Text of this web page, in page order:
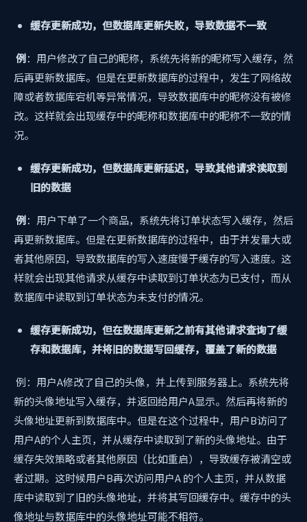
缓存更新成功，但数据库更新失败，导致数据不一致
例：用户修改了自己的昵称，系统先将新的昵称写入缓存，然
后再更新数据库。但是在更新数据库的过程中，发生了网络故
障或者数据库宕机等异常情况，导致数据库中的昵称没有被修
改。这样就会出现缓存中的昵称和数据库中的昵称不一致的情
况。
缓存更新成功，但数据库更新延迟，导致其他请求读取到
旧的数据
例：用户下单了一个商品，系统先将订单状态写入缓存，然后
再更新数据库。但是在更新数据库的过程中，由于并发量大或
者其他原因，导致数据库的写入速度慢于缓存的写入速度。这
样就会出现其他请求从缓存中读取到订单状态为已支付，而从
数据库中读取到订单状态为未支付的情况。
缓存更新成功，但在数据库更新之前有其他请求查询了缓
存和数据库，并将旧的数据写回缓存，覆盖了新的数据
例：用户A修改了自己的头像，并上传到服务器上。系统先将
新的头像地址写入缓存，并返回给用户A显示。然后再将新的
头像地址更新到数据库中。但是在这个过程中，用户B访问了
用户A的个人主页，并从缓存中读取到了新的头像地址。由于
缓存失效策略或者其他原因（比如重启），导致缓存被清空或
者过期。这时候用户B再次访问用户A 的个人主页，并从数据
库中读取到了旧的头像地址，并将其写回缓存中。缓存中的头
像地址与数据库中的头像地址可能不相符。